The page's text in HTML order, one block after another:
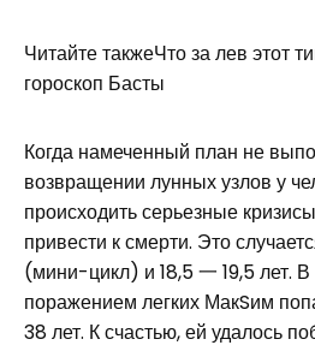
Читайте такжеЧто за лев этот
гороскоп Басты
Когда намеченный план не
возвращении лунных узлов у
происходить серьезные
привести к смерти. Это
(мини-цикл) и 18,5 一 19,5 лет.
поражением легких МакSим
38 лет. К счастью, ей удалось